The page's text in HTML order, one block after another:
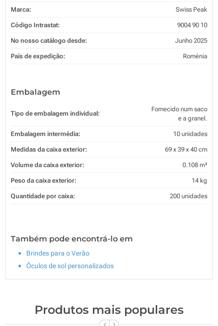
Marca: Swiss Peak
Código Intrastat: 9004 90 10
No nosso catálogo desde: Junho 2025
País de expedição: Roménia
Embalagem
Tipo de embalagem individual:
Fornecido num saco
e a granel.
Embalagem intermédia: 10 unidades
Medidas da caixa exterior: 69 x 39 x 40 cm
Volume da caixa exterior: 0.108 m³
Peso da caixa exterior: 14 kg
Quantidade por caixa: 200 unidades
Também pode encontrá-lo em
Brindes para o Verão
Óculos de sol personalizados
Produtos mais populares